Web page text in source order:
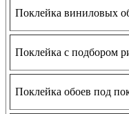
Поклейка виниловых
Поклейка с подбором
Поклейка обоев под